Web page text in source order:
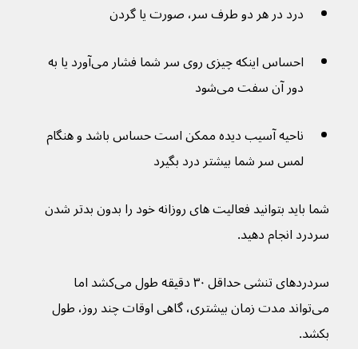
درد در هر دو طرف سر، صورت یا گردن
احساس اینکه چیزی روی سر شما فشار می‌آورد یا به
دور آن سفت می‌شود
ناحیه آسیب دیده ممکن است حساس باشد و هنگام
لمس سر شما بیشتر درد بگیرد
شما باید بتوانید فعالیت های روزانه خود را بدون بدتر شدن
سردرد انجام دهید.
سردردهای تنشی حداقل ۳۰ دقیقه طول می‌کشد اما
می‌تواند مدت زمان بیشتری، گاهی اوقات چند روز، طول
بکشد.